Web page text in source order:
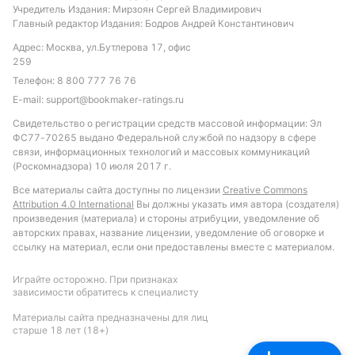
с учетом домашнего преимущества и
нестабильности гостей.
Обновлено:
Автор
Александр Трибуш
Учредитель Издания: Мирзоян Сергей Владимирович
Главный редактор Издания: Бодров Андрей Константинович
Адрес: Москва, ул.Бутлерова 17, офис
259
Телефон: 8 800 777 76 76
E-mail: support@bookmaker-ratings.ru
Свидетельство о регистрации средств массовой информации: Эл
ФС77-70265 выдано Федеральной службой по надзору в сфере
связи, информационных технологий и массовых коммуникаций
(Роскомнадзора) 10 июля 2017 г.
Все материалы сайта доступны по лицензии Creative Commons
Attribution 4.0 International Вы должны указать имя автора (создателя)
произведения (материала) и стороны атрибуции, уведомление об
авторских правах, название лицензии, уведомление об оговорке и
ссылку на материал, если они предоставлены вместе с материалом.
Играйте осторожно. При признаках
зависимости обратитесь к специалисту
Материалы сайта предназначены для лиц
старше 18 лет (18+)